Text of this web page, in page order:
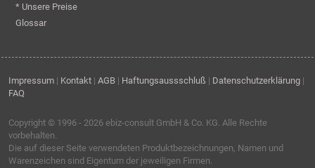
* Unsere Preise
Glossar
Impressum | Kontakt | AGB | Haftungsaussschluß | Datenschutzerklärung |
FAQ
Copyright © 1996 - 2026 ebiz-consult GmbH & Co. KG. Alle Rechte
vorbehalten.
Die auf dieser Seite verwendeten Produktbezeichnungen, Namen und
Warenzeichen sind Eigentum der jeweiligen Firmen.